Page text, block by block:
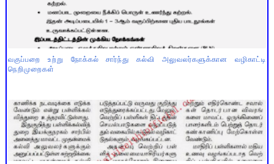
வகுப்பறை உற்று நோக்கல் சார்ந்து கல்வி அலுவலர்களுக்கான வழிகாட்டி
நெறிமுறைகள்